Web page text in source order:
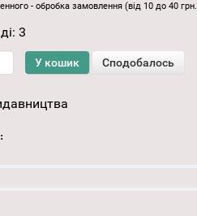
- обробка замовлення (від 10 до 40
3